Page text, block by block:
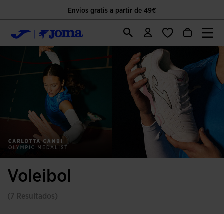
Envíos gratis a partir de 49€
Voleibol
(7 Resultados)